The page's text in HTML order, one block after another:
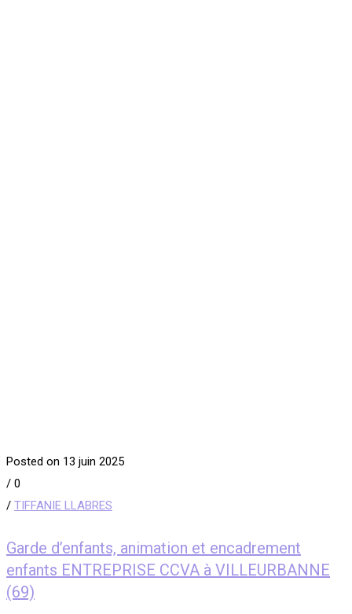
Posted on 13 juin 2025
/ 0
/ TIFFANIE LLABRES
Garde d’enfants, animation et encadrement
enfants ENTREPRISE CCVA à VILLEURBANNE
(69)